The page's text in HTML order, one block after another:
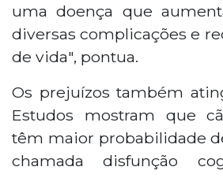
uma doença que
diversas complicações e
de vida", pontua.
Os prejuízos também
Estudos mostram que
têm maior probabilidade
chamada disfunção